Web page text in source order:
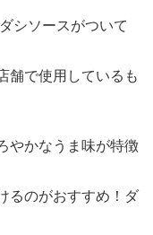
シソースがついて
舗で使用しているも
やかなうま味が特徴
るのがおすすめ！ダ